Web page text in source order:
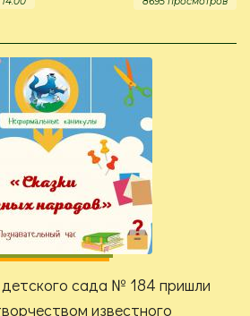
сада № 184 пришли
известного